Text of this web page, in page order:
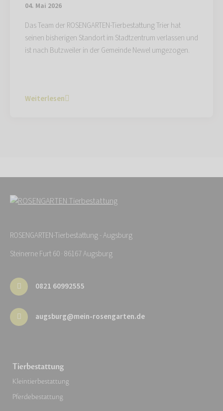
04. Mai 2026
Das Team der ROSENGARTEN-Tierbestattung Trier hat
seinen bisherigen Standort im Stadtzentrum verlassen und
ist nach Butzweiler in der Gemeinde Newel umgezogen.
Weiterlesen
ROSENGARTEN-Tierbestattung - Augsburg
Steinerne Furt 60 · 86167 Augsburg
0821 60992555
augsburg@mein-rosengarten.de
Tierbestattung
Kleintierbestattung
Pferdebestattung